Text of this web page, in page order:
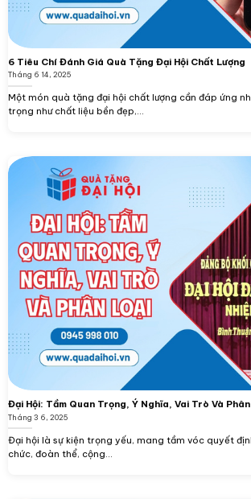
6 Tiêu Chí Đánh Giá Quà Tặng Đại Hội Chất Lượng
Tháng 6 14, 2025
Một món quà tặng đại hội chất lượng cần đáp ứng
trọng như chất liệu bền đẹp,...
Đại Hội: Tầm Quan Trọng, Ý Nghĩa, Vai Trò Và
Tháng 3 6, 2025
Đại hội là sự kiện trọng yếu, mang tầm vóc quyết
chức, đoàn thể, cộng...